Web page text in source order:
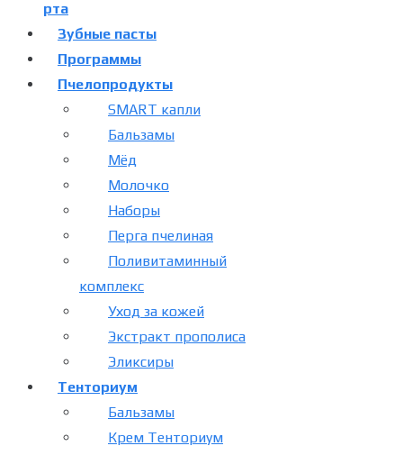
рта
Зубные пасты
Программы
Пчелопродукты
SMART капли
Бальзамы
Мёд
Молочко
Наборы
Перга пчелиная
Поливитаминный
комплекс
Уход за кожей
Экстракт прополиса
Эликсиры
Тенториум
Бальзамы
Крем Тенториум